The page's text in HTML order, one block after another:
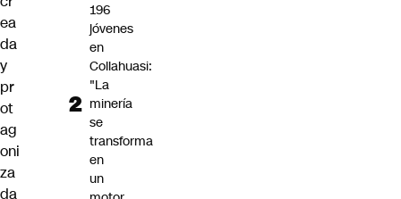
ea
da
y
pr
ot
ag
oni
za
da
196
jóvenes
en
Collahuasi:
"La
minería
se
transforma
en
un